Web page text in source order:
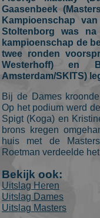
Gaasenbeek
Kampioenschap
Stoltenborg was
kampioenschap de
twee ronden
Westerhoff) en
Amsterdam/SKITS)
Bij de Dames
Op het podium werd
Spigt (Koga) en
brons kregen
huis met de
Roetman verdeelde
Bekijk ook:
Uitslag Heren
Uitslag Dames
Uitslag Masters
bezoekers de
cookies. Deze
een bepaalde
Naam
_ga